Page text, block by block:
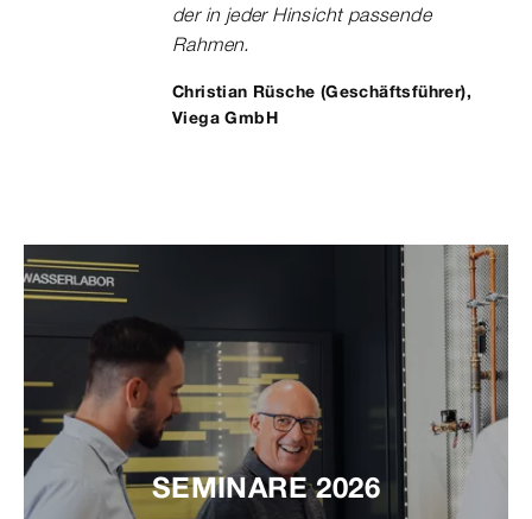
der in jeder Hinsicht passende
Rahmen.
Christian Rüsche (Geschäftsführer),
Viega GmbH
SEMINARE 2026